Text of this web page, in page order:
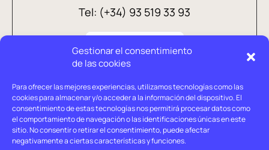
Gestionar el consentimiento
de las cookies
Para ofrecer las mejores experiencias, utilizamos tecnologías como las
cookies para almacenar y/o acceder a la información del dispositivo. El
consentimiento de estas tecnologías nos permitirá procesar datos como
el comportamiento de navegación o las identificaciones únicas en este
sitio. No consentir o retirar el consentimiento, puede afectar
negativamente a ciertas características y funciones.
Tel: (+34) 93 519 33 93
Aviso legal